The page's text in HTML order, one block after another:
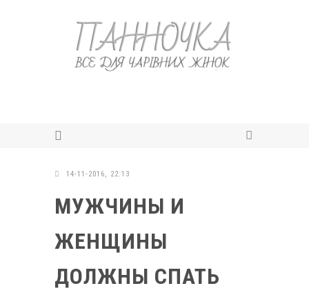
14-11-2016, 22:13
МУЖЧИНЫ И
ЖЕНЩИНЫ
ДОЛЖНЫ СПАТЬ